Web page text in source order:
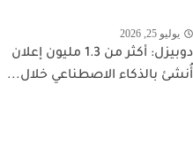
يوليو 25, 2026
دوبيزل: أكثر من 1.3 مليون إعلان
أُنشئ بالذكاء الاصطناعي خلال...